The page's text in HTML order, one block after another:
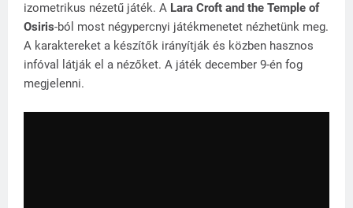
izometrikus nézetű játék. A Lara Croft and the Temple of
Osiris-ból most négypercnyi játékmenetet nézhetünk meg.
A karaktereket a készítők irányítják és közben hasznos
infóval látják el a nézőket. A játék december 9-én fog
megjelenni.